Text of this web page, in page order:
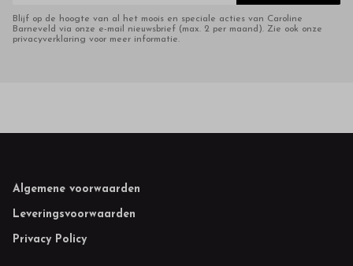
Blijf op de hoogte van al het moois en speciale acties van Caroline
Barneveld via onze e-mail nieuwsbrief (max. 2 per maand). Zie ook onze
privacyverklaring voor meer informatie.
Footer
Algemene voorwaarden
Leveringsvoorwaarden
Privacy Policy